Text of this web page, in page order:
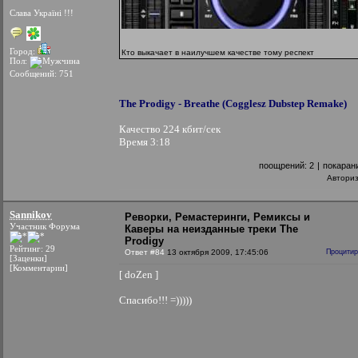
Слава Україні !!!
Город:
Пол:
Сообщений: 751
Кто выкачает в наилучшем качестве тому респект
The Prodigy - Breathe (Cogglesz Dubstep Remake)
Качество 224 кбит/сек
Время 3:18
поощрений: 2 |
Sannikov
Участник Форума
Рейтинг: 29
[Заценки]
[Комментарии]
Реворки, Ремастеринги, Ремиксы и
Каверы на неизданные треки The
Prodigy
Ответ #84 13 октября 2009, 17:45:06
[ doZen ]
Спасибо!!! =)))))